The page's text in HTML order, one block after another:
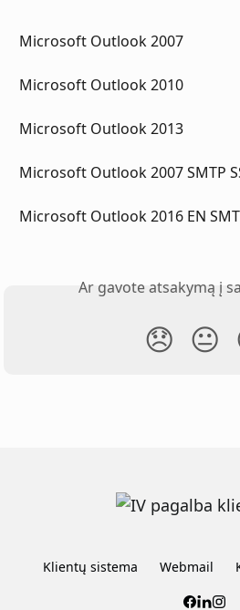
Microsoft Outlook 2007
Microsoft Outlook 2010
Microsoft Outlook 2013
Microsoft Outlook 2007 SMTP
Microsoft Outlook 2016 EN
Ar gavote atsakymą į
😞 😐
Klientų sistema Webmail